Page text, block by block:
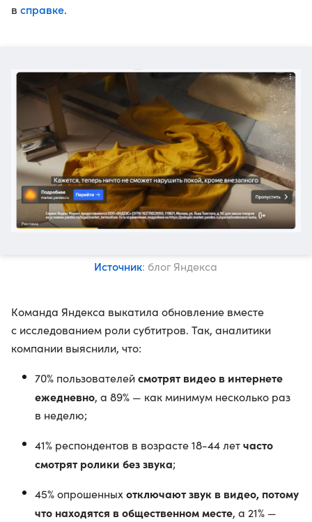
в справке.
Источник: блог Яндекса
Команда Яндекса выкатила обновление вместе
с исследованием роли субтитров. Так, аналитики
компании выяснили, что:
70% пользователейсмотрят видео в интернете
ежедневно, а 89% — как минимум несколько раз
в неделю;
41% респондентов в возрасте 18-44 летчасто
смотрят ролики без звука;
45% опрошенных отключают звук в видео, потому
что находятся в общественном месте, а 21% —